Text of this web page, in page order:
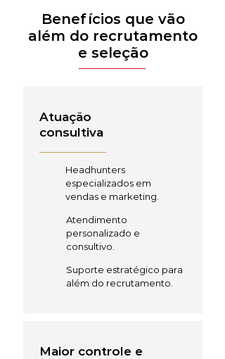
Benefícios que vão
além do recrutamento
e seleção
Atuação
consultiva
Headhunters
especializados em
vendas e marketing.
Atendimento
personalizado e
consultivo.
Suporte estratégico para
além do recrutamento.
Maior controle e